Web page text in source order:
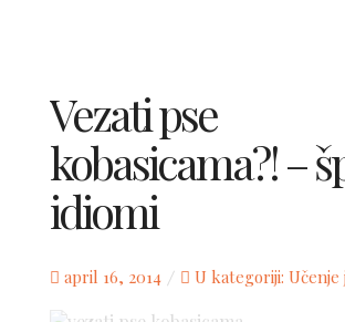
Vezati pse
kobasicama?! –
idiomi
Posted
april 16, 2014 U kategoriji: Učenje